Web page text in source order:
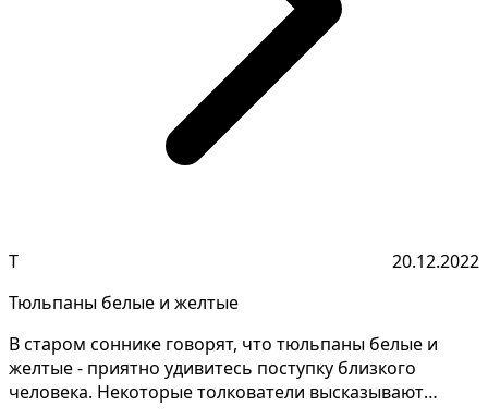
Т
20.12.2022
Тюльпаны белые и желтые
В старом соннике говорят, что тюльпаны белые и
желтые - приятно удивитесь поступку близкого
человека. Некоторые толкователи высказывают